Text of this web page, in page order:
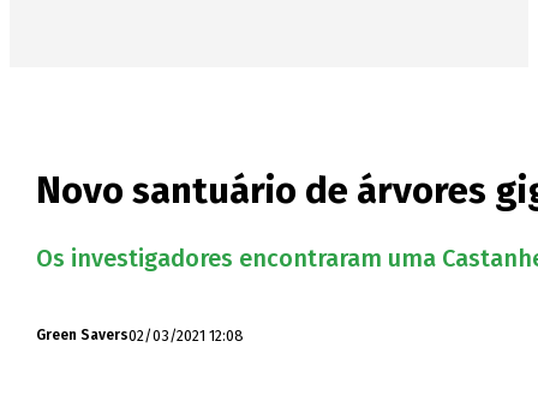
Novo santuário de árvores
Os investigadores encontraram uma
Green Savers02/03/2021 12:08